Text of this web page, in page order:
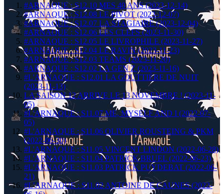
#ARNAQUE : S12.10 MES 40 ANS (2023-12-14)
#ARNAQUE : S12.08 LE PIVOT (2023-12-07)
#ARNAQUE : S12.07 LA STAGIAIRE (2023-12-04)
#ARNAQUE : S12.06 LES CLEFS (2023-11-30)
#ARNAQUE : S12.05 LE LIVROPHILE (2023-11-27)
#ARNAQUE : S12.04 LE RAVIN (2023-11-23)
#ARNAQUE : S12.03 TEAMS (2023-11-20)
#ARNAQUE : S12.02 LA GEN Z (2023-11-16)
#L'ARNAQUE : S12.01 LA GOUTTIÈRE DE NUIT
(2023-11-13)
LA SAISON 12 ARRIVE LE 13 NOVEMBRE ! (2023-11-
05)
#L'ARNAQUE : S11.07 ME, MYSELF AND I (2022-07-
05)
#L'ARNAQUE : S11.06 OLIVIER ROUSTEING & PKM
(2022-06-30)
#L'ARNAQUE : S11.05 VINCENT LINDON (2022-06-28)
#L'ARNAQUE : S11.04 PATRICK BRUEL (2022-06-23)
#L'ARNAQUE : S11.03 PATRICK PUYDEBAT (2022-06-
21)
#L’ARNAQUE : S11.02 ANTOINE DE CAUNES (2022-